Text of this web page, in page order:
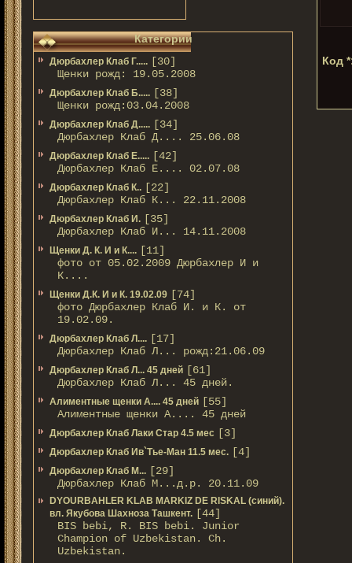
Категории
Дюрбахлер Клаб Г..... [30]
Щенки рожд: 19.05.2008
Дюрбахлер Клаб Б..... [38]
Щенки рожд:03.04.2008
Дюрбахлер Клаб Д..... [34]
Дюрбахлер Клаб Д.... 25.06.08
Дюрбахлер Клаб Е..... [42]
Дюрбахлер Клаб Е.... 02.07.08
Дюрбахлер Клаб К.. [22]
Дюрбахлер Клаб К... 22.11.2008
Дюрбахлер Клаб И. [35]
Дюрбахлер Клаб И... 14.11.2008
Щенки Д. К. И и К.... [11]
фото от 05.02.2009 Дюрбахлер И и
К....
Щенки Д.К. И и К. 19.02.09 [74]
фото Дюрбахлер Клаб И. и К. от
19.02.09.
Дюрбахлер Клаб Л.... [17]
Дюрбахлер Клаб Л... рожд:21.06.09
Дюрбахлер Клаб Л... 45 дней [61]
Дюрбахлер Клаб Л... 45 дней.
Алиментные щенки А.... 45 дней [55]
Алиментные щенки А.... 45 дней
Дюрбахлер Клаб Лаки Стар 4.5 мес [3]
Дюрбахлер Клаб Ив`Тье-Ман 11.5 мес. [4]
Дюрбахлер Клаб М... [29]
Дюрбахлер Клаб М...д.р. 20.11.09
DYOURBAHLER KLAB MARKIZ DE RISKAL (синий).
вл. Якубова Шахноза Ташкент. [44]
BIS bebi, R. BIS bebi. Junior
Champion of Uzbekistan. Ch.
Uzbekistan.
Код